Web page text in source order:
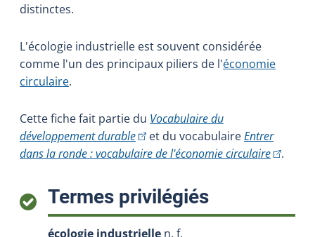
distinctes.
L'écologie industrielle est souvent considérée
comme l'un des principaux piliers de l'économie
circulaire.
Cette fiche fait partie du Vocabulaire du
développement durable(Cet hyperlien externe s'ouvrira
et du vocabulaireEntrer
dans la ronde : vocabulaire de l'économie circulaire(Cet
.
Termes privilégiés:
écologie industrielle n. f.